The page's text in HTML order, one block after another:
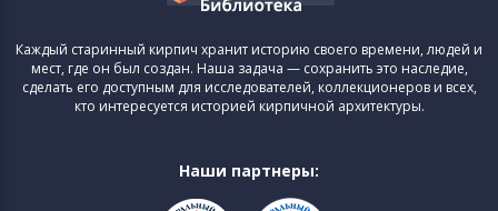
Каждый старинный кирпич хранит историю своего времени, людей и
мест, где он был создан. Наша задача — сохранить это наследие,
сделать его доступным для исследователей, коллекционеров и всех,
кто интересуется историей кирпичной архитектуры.
Наши партнеры: